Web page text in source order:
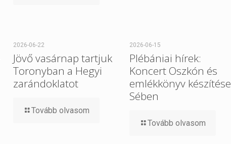
2026-06-22
Jövő vasárnap tartjuk
Toronyban a Hegyi
zarándoklatot
Tovább olvasom
2026-06-15
Plébániai hírek:
Koncert Oszkón és
emlékkönyv készítése
Sében
Tovább olvasom